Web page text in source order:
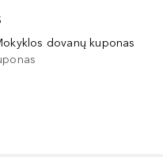
dovanų kuponas